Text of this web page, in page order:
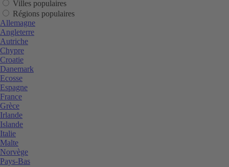
Villes populaires
Régions populaires
Allemagne
Angleterre
Autriche
Chypre
Croatie
Danemark
Ecosse
Espagne
France
Grèce
Irlande
Islande
Italie
Malte
Norvège
Pays-Bas